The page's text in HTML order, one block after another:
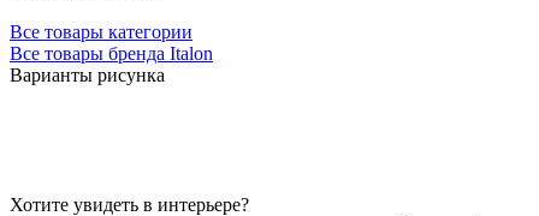
Все товары категории
Все товары бренда Italon
Варианты рисунка
Хотите увидеть в интерьере?